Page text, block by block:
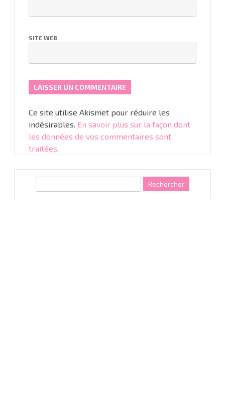
SITE WEB
Ce site utilise Akismet pour réduire les
indésirables. En savoir plus sur la façon dont
les données de vos commentaires sont
traitées